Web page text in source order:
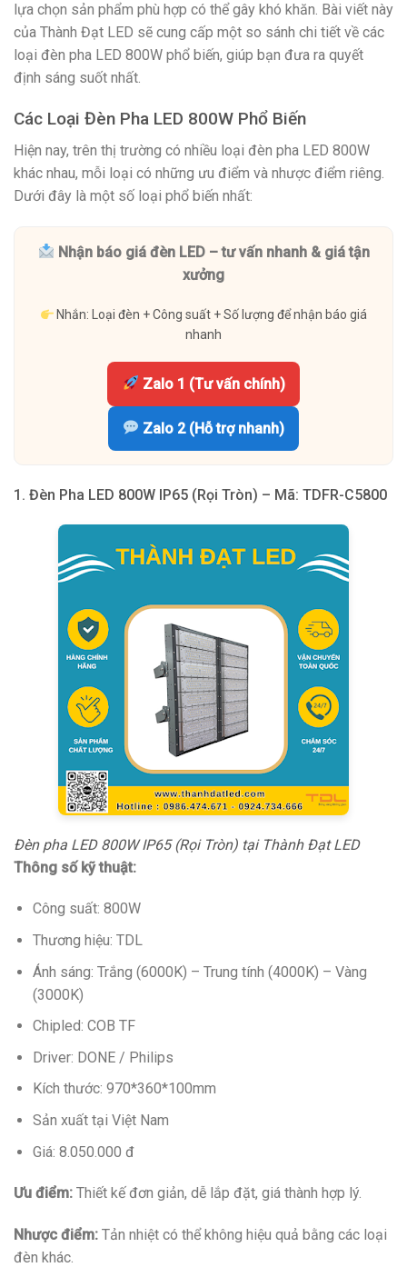
lựa chọn sản phẩm phù hợp có thể gây khó khăn. Bài viết này
của Thành Đạt LED sẽ cung cấp một so sánh chi tiết về các
loại đèn pha LED 800W phổ biến, giúp bạn đưa ra quyết
định sáng suốt nhất.
Các Loại Đèn Pha LED 800W Phổ Biến
Hiện nay, trên thị trường có nhiều loại đèn pha LED 800W
khác nhau, mỗi loại có những ưu điểm và nhược điểm riêng.
Dưới đây là một số loại phổ biến nhất:
Nhận báo giá đèn LED – tư vấn nhanh & giá tận
xưởng
Nhắn: Loại đèn + Công suất + Số lượng để nhận báo giá
nhanh
Zalo 1 (Tư vấn chính)
Zalo 2 (Hỗ trợ nhanh)
1. Đèn Pha LED 800W IP65 (Rọi Tròn) – Mã: TDFR-C5800
Đèn pha LED 800W IP65 (Rọi Tròn) tại Thành Đạt LED
Thông số kỹ thuật:
Công suất: 800W
Thương hiệu: TDL
Ánh sáng: Trắng (6000K) – Trung tính (4000K) – Vàng
(3000K)
Chipled: COB TF
Driver: DONE / Philips
Kích thước: 970*360*100mm
Sản xuất tại Việt Nam
Giá: 8.050.000 đ
Ưu điểm: Thiết kế đơn giản, dễ lắp đặt, giá thành hợp lý.
Nhược điểm: Tản nhiệt có thể không hiệu quả bằng các loại
đèn khác.